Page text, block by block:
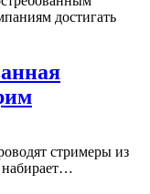
достигать
стримеры из
набирает…